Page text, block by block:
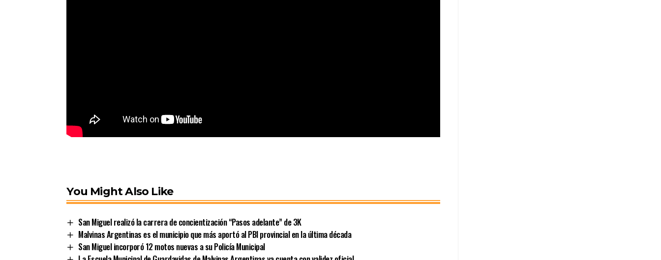
You Might Also Like
San Miguel realizó la carrera de concientización “Pasos adelante” de 3K
Malvinas Argentinas es el municipio que más aportó al PBI provincial en la última década
San Miguel incorporó 12 motos nuevas a su Policía Municipal